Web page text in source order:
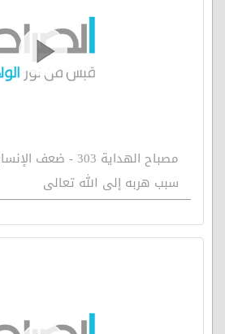
مصباح الهداية 303 -
سبب هربه إلى الله تعالى